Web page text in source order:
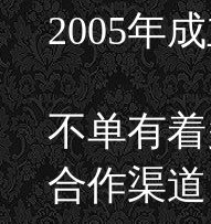
2005年
不单有
合作渠